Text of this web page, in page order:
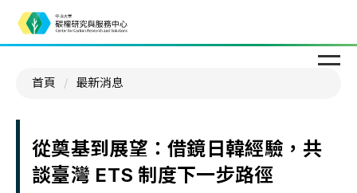
首頁 最新消息
從奠基到展望：借鏡日韓經驗，共
談臺灣 ETS 制度下一步路徑